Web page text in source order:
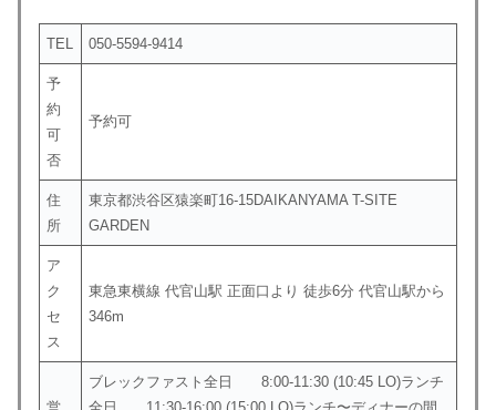
TEL 050-5594-9414
予
約
可
否
予約可
住
所
東京都渋谷区猿楽町16-15DAIKANYAMA T-SITE
GARDEN
ア
ク
セ
ス
東急東横線 代官山駅 正面口より 徒歩6分 代官山駅から
346m
ブレックファスト全日 8:00-11:30 (10:45 LO)ランチ